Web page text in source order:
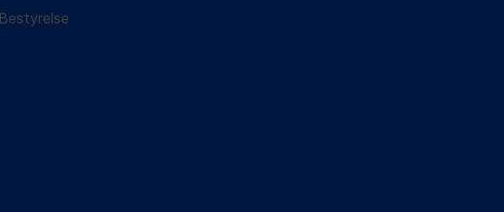
Bestyrelse